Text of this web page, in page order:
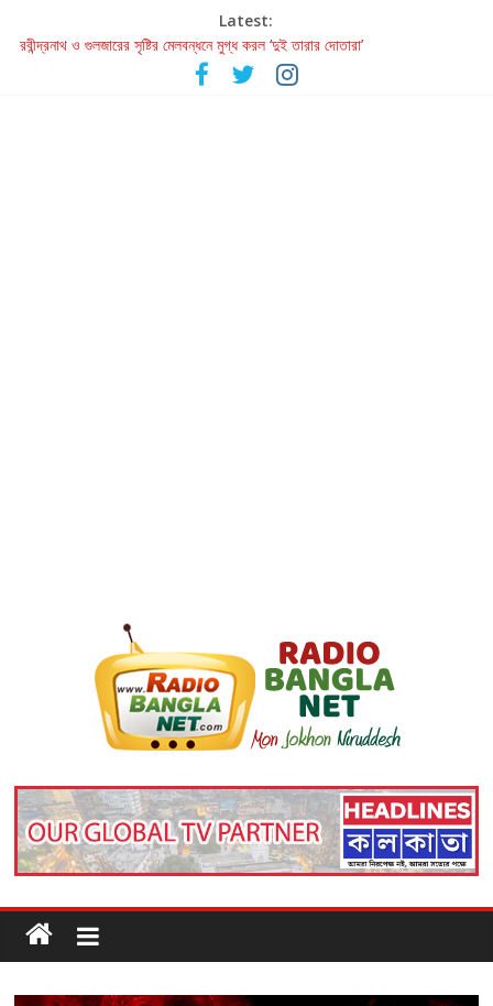
Latest:
রবীন্দ্রনাথ ও গুলজারের সৃষ্টির মেলবন্ধনে মুগ্ধ করল ‘দুই তারার দোতারা’
কলের গান থেকে রীলস্ — বাঙালির গান শোনার বিবর্তনের গল্প
জগন্নাথমঙ্গলম্ — বাংলায় প্রথমবার মঞ্চে এবার রথযাত্রার উদযাপন